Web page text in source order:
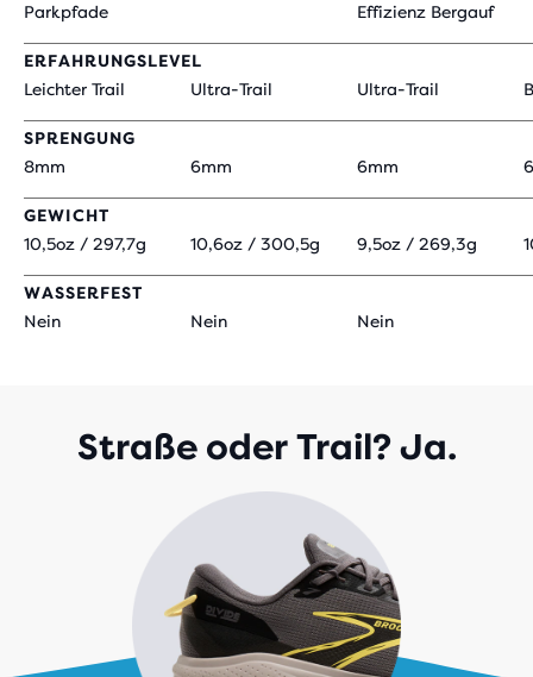
Parkpfade
Effizienz Bergauf
ERFAHRUNGSLEVEL
Leichter Trail
Ultra-Trail Ultra-Trail
SPRENGUNG
8mm
6mm 6mm
GEWICHT
10,5oz / 297,7g
10,6oz / 300,5g 9,5oz / 269,3g
WASSERFEST
Nein
Nein Nein
Straße oder Trail? Ja.